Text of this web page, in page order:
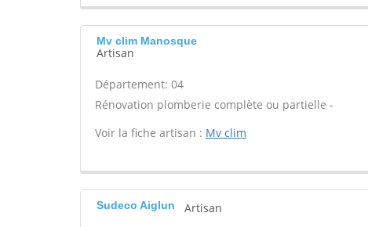
Mv clim Manosque
Artisan
Département: 04
Rénovation plomberie complète ou partielle -
Voir la fiche artisan : Mv clim
Sudeco Aiglun Artisan